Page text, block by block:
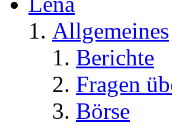
Allgemeines
Berichte
Fragen
Börse